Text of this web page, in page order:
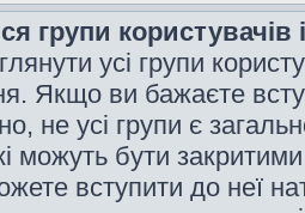
групи користувачів
усі групи
Якщо ви бажаєте
не усі групи є
можуть бути
вступити до неї